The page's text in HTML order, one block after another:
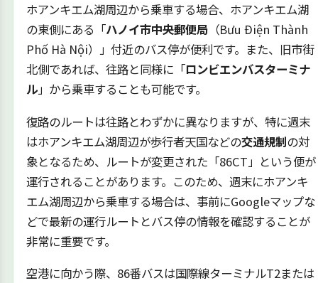
ホアンキエム湖周辺から乗車する場合、ホアンキエム湖
の東側にある「ハノイ市中央郵便局（Bưu Điện Thành
Phố Hà Nội）」付近のバス停が便利です。また、旧市街
北側であれば、往路と同様に「ロンビエンバスターミナ
ル」から乗車することも可能です。
復路のルートは往路とわずかに異なりますが、特に週末
はホアンキエム湖周辺が歩行者天国などの交通規制の対
象となるため、ルートが変更された「86CT」という便が
運行されることがあります。このため、週末にホアンキ
エム湖周辺から乗車する場合は、事前にGoogleマップな
どで最新の運行ルートとバス停の情報を確認することが
非常に重要です。
空港に向かう際、86番バスは国際線ターミナルT2または